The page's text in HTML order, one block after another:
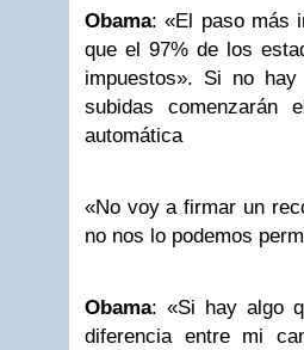
Obama: «El paso más
que el 97% de los
impuestos». Si no
subidas
automática
«No voy a firmar un
no nos lo podemos
Obama: «Si hay algo
diferencia entre mi